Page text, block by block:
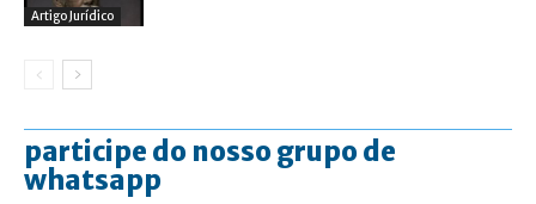
Artigo Jurídico
participe do nosso grupo de
whatsapp